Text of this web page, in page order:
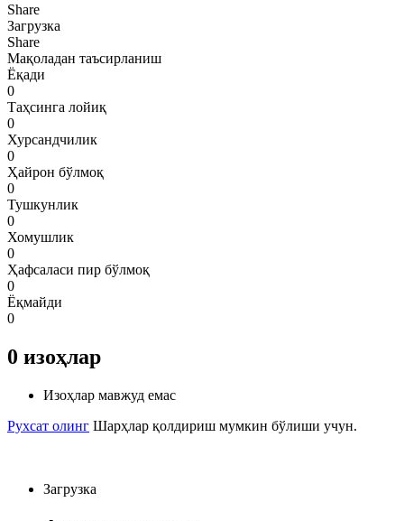
Share
Загрузка
Share
Мақоладан таъсирланиш
Ёқади
0
Таҳсинга лойиқ
0
Хурсандчилик
0
Ҳайрон бўлмоқ
0
Тушкунлик
0
Хомушлик
0
Ҳафсаласи пир бўлмоқ
0
Ёқмайди
0
0 изоҳлар
Изоҳлар мавжуд емас
Рухсат олинг Шарҳлар қолдириш мумкин бўлиши учун.
Загрузка